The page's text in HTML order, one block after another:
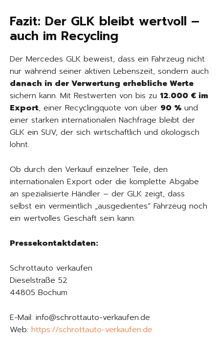
Fazit: Der GLK bleibt wertvoll –
auch im Recycling
Der Mercedes GLK beweist, dass ein Fahrzeug nicht
nur während seiner aktiven Lebenszeit, sondern auch
danach in der Verwertung erhebliche Werte
sichern kann. Mit Restwerten von bis zu 12.000 € im
Export, einer Recyclingquote von über 90 % und
einer starken internationalen Nachfrage bleibt der
GLK ein SUV, der sich wirtschaftlich und ökologisch
lohnt.
Ob durch den Verkauf einzelner Teile, den
internationalen Export oder die komplette Abgabe
an spezialisierte Händler – der GLK zeigt, dass
selbst ein vermeintlich „ausgedientes“ Fahrzeug noch
ein wertvolles Geschäft sein kann.
Pressekontaktdaten:
Schrottauto verkaufen
Dieselstraße 52
44805 Bochum
E-Mail: info@schrottauto-verkaufen.de
Web: https://schrottauto-verkaufen.de